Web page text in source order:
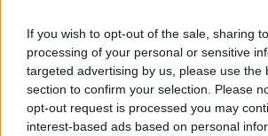
If you wish to opt-out of the sale, sharing
processing of your personal or sensitive
targeted advertising by us, please use the
section to confirm your selection. Please
opt-out request is processed you may
interest-based ads based on personal